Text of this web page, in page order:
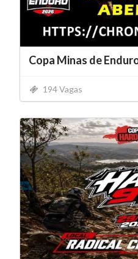
Copa Minas de
194 Vagas